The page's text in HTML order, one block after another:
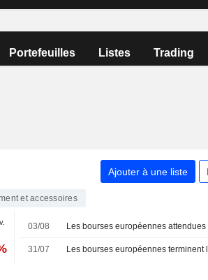
Portefeuilles Listes Trading
Ajouter à une liste
et accessoires
03/08
31/07